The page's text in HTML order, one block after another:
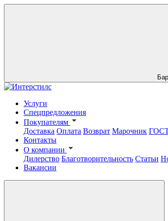
Услуги
Спецпредложения
Покупателям
Доставка Оплата Возврат Марочник
Контакты
О компании
Дилерство Благотворительность Статьи
Вакансии